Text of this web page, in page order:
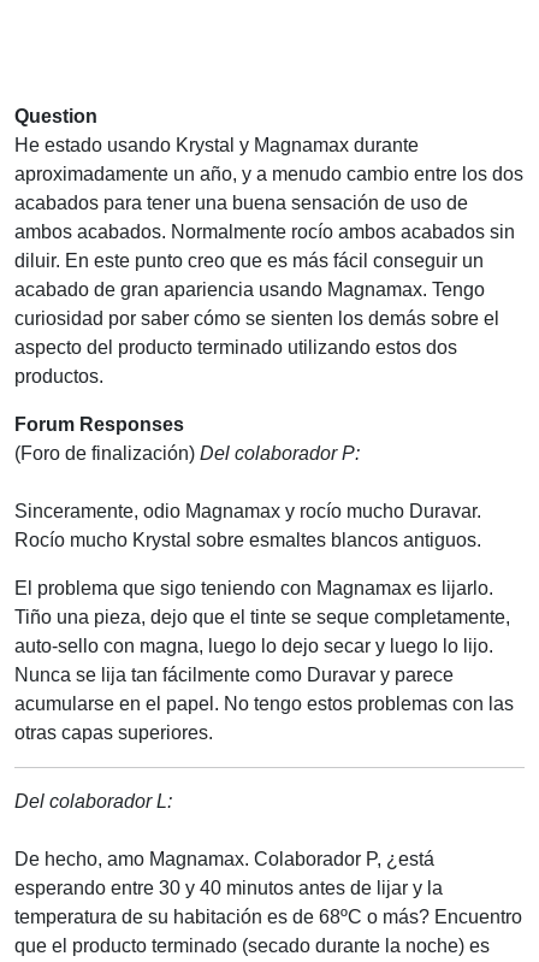
Question
He estado usando Krystal y Magnamax durante
aproximadamente un año, y a menudo cambio entre los dos
acabados para tener una buena sensación de uso de
ambos acabados. Normalmente rocío ambos acabados sin
diluir. En este punto creo que es más fácil conseguir un
acabado de gran apariencia usando Magnamax. Tengo
curiosidad por saber cómo se sienten los demás sobre el
aspecto del producto terminado utilizando estos dos
productos.
Forum Responses
(Foro de finalización) Del colaborador P:
Sinceramente, odio Magnamax y rocío mucho Duravar.
Rocío mucho Krystal sobre esmaltes blancos antiguos.
El problema que sigo teniendo con Magnamax es lijarlo.
Tiño una pieza, dejo que el tinte se seque completamente,
auto-sello con magna, luego lo dejo secar y luego lo lijo.
Nunca se lija tan fácilmente como Duravar y parece
acumularse en el papel. No tengo estos problemas con las
otras capas superiores.
Del colaborador L:
De hecho, amo Magnamax. Colaborador P, ¿está
esperando entre 30 y 40 minutos antes de lijar y la
temperatura de su habitación es de 68ºC o más? Encuentro
que el producto terminado (secado durante la noche) es